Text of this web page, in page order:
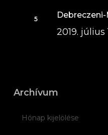
2019. július
Archívum